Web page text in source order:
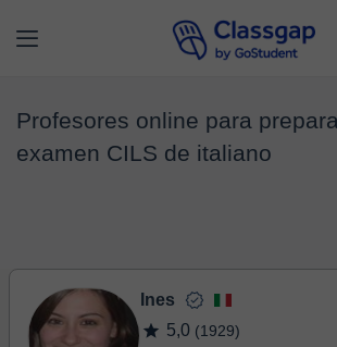
Profesores online para
examen CILS de italiano
Ines
5,0 (1929)